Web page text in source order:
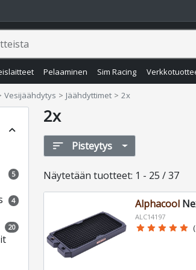
Pelaaminen Sim Racing
Vesijäähdytys Jäähdyttimet 2x
expand_less
5
4
20
2x
sort Pisteytys
Näytetään tuotteet: 1 - 25 / 37
Alphacool
ALC14197
star star star star star